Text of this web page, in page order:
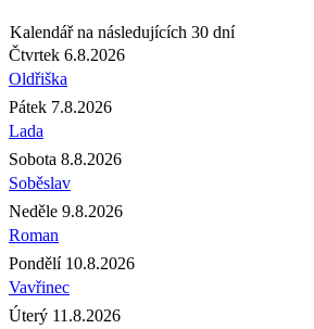
Kalendář na následujících 30 dní
Čtvrtek 6.8.2026
Oldřiška
Pátek 7.8.2026
Lada
Sobota 8.8.2026
Soběslav
Neděle 9.8.2026
Roman
Pondělí 10.8.2026
Vavřinec
Úterý 11.8.2026